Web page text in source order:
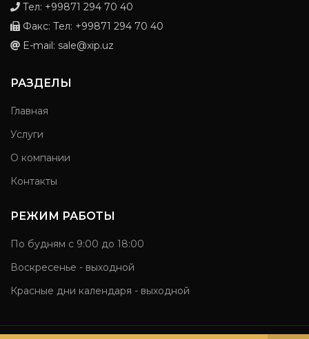
Тел: +99871 294 70 40
Факс: Тел: +99871 294 70 40
E-mail: sale@xip.uz
РАЗДЕЛЫ
Главная
Услуги
О компании
Контакты
РЕЖИМ РАБОТЫ
По будням с 9:00 до 18:00
Воскресенье - выходной
Красные дни календаря - выходной